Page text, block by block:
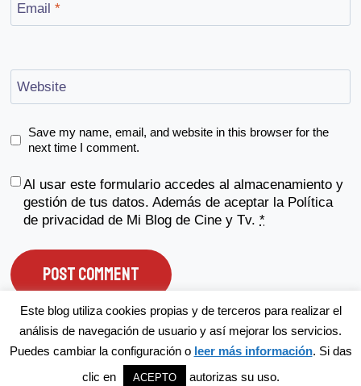
Email*
Website
Save my name, email, and website in this browser for the
next time I comment.
Al usar este formulario accedes al almacenamiento y
gestión de tus datos. Además de aceptar la Política
de privacidad de Mi Blog de Cine y Tv.*
© 2026 Mi Blog de Cine y TV
Este blog utiliza cookies propias y de terceros para realizar el
análisis de navegación de usuario y así mejorar los servicios.
Puedes cambiar la configuración o leer más información. Si das
clic en
ACEPTO autorizas su uso.